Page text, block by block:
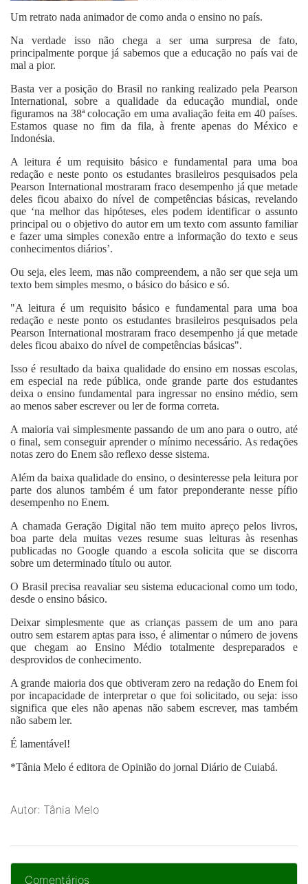
Um retrato nada animador de como anda o ensino no país.
Na verdade isso não chega a ser uma surpresa de fato,
principalmente porque já sabemos que a educação no país vai de
mal a pior.
Basta ver a posição do Brasil no ranking realizado pela Pearson
International, sobre a qualidade da educação mundial, onde
figuramos na 38ª colocação em uma avaliação feita em 40 países.
Estamos quase no fim da fila, à frente apenas do México e
Indonésia.
A leitura é um requisito básico e fundamental para uma boa
redação e neste ponto os estudantes brasileiros pesquisados pela
Pearson International mostraram fraco desempenho já que metade
deles ficou abaixo do nível de competências básicas, revelando
que ‘na melhor das hipóteses, eles podem identificar o assunto
principal ou o objetivo do autor em um texto com assunto familiar
e fazer uma simples conexão entre a informação do texto e seus
conhecimentos diários’.
Ou seja, eles leem, mas não compreendem, a não ser que seja um
texto bem simples mesmo, o básico do básico e só.
"A leitura é um requisito básico e fundamental para uma boa
redação e neste ponto os estudantes brasileiros pesquisados pela
Pearson International mostraram fraco desempenho já que metade
deles ficou abaixo do nível de competências básicas".
Isso é resultado da baixa qualidade do ensino em nossas escolas,
em especial na rede pública, onde grande parte dos estudantes
deixa o ensino fundamental para ingressar no ensino médio, sem
ao menos saber escrever ou ler de forma correta.
A maioria vai simplesmente passando de um ano para o outro, até
o final, sem conseguir aprender o mínimo necessário. As redações
notas zero do Enem são reflexo desse sistema.
Além da baixa qualidade do ensino, o desinteresse pela leitura por
parte dos alunos também é um fator preponderante nesse pífio
desempenho no Enem.
A chamada Geração Digital não tem muito apreço pelos livros,
boa parte dela muitas vezes resume suas leituras às resenhas
publicadas no Google quando a escola solicita que se discorra
sobre um determinado título ou autor.
O Brasil precisa reavaliar seu sistema educacional como um todo,
desde o ensino básico.
Deixar simplesmente que as crianças passem de um ano para
outro sem estarem aptas para isso, é alimentar o número de jovens
que chegam ao Ensino Médio totalmente despreparados e
desprovidos de conhecimento.
A grande maioria dos que obtiveram zero na redação do Enem foi
por incapacidade de interpretar o que foi solicitado, ou seja: isso
significa que eles não apenas não sabem escrever, mas também
não sabem ler.
É lamentável!
*Tânia Melo é editora de Opinião do jornal Diário de Cuiabá.
Autor: Tânia Melo
Comentários